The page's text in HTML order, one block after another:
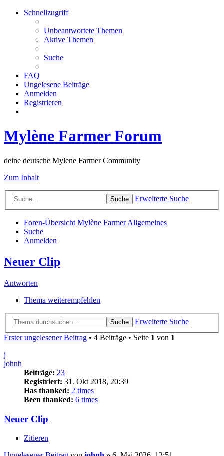
Schnellzugriff
Unbeantwortete Themen
Aktive Themen
Suche
FAQ
Ungelesene Beiträge
Anmelden
Registrieren
Mylène Farmer Forum
deine deutsche Mylene Farmer Community
Zum Inhalt
Suche Erweiterte Suche
Foren-Übersicht Mylène FarmerAllgemeines
Suche
Anmelden
Neuer Clip
Antworten
Thema weiterempfehlen
Suche
Erweiterte Suche
Erster ungelesener Beitrag • 4 Beiträge • Seite 1 von 1
j
johnh
Beiträge: 23
Registriert: 31. Okt 2018, 20:39
Has thanked: 2 times
Been thanked: 6 times
Neuer Clip
Zitieren